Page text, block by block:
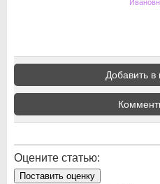
Добавить в
Оцените статью:
Поставить оценку